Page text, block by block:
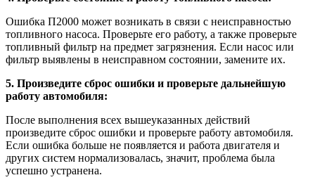
Ошибка П2000 может возникать в связи с неисправностью
топливного насоса. Проверьте его работу, а также проверьте
топливный фильтр на предмет загрязнения. Если насос или
фильтр выявлены в неисправном состоянии, замените их.
5. Произведите сброс ошибки и проверьте дальнейшую
работу автомобиля:
После выполнения всех вышеуказанных действий
произведите сброс ошибки и проверьте работу автомобиля.
Если ошибка больше не появляется и работа двигателя и
других систем нормализовалась, значит, проблема была
успешно устранена.